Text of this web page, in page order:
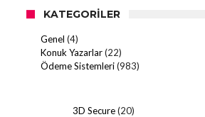
KATEGORILER
Genel (4)
Konuk Yazarlar(22)
Ödeme Sistemleri(983)
3D Secure(20)